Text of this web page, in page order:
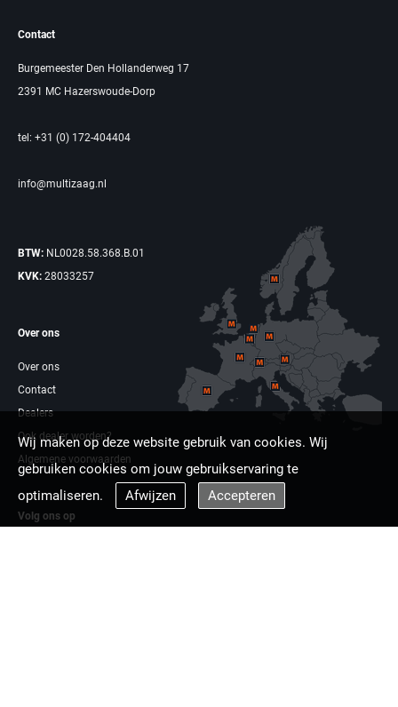
Contact
Burgemeester Den Hollanderweg 17
2391 MC Hazerswoude-Dorp
tel: +31 (0) 172-404404
info@multizaag.nl
BTW: NL0028.58.368.B.01
KVK: 28033257
Over ons
Over ons
Contact
Dealers
Ook dealer worden?
Algemene voorwaarden
Volg ons op
Wij maken op deze website gebruik van cookies. Wij
gebruiken cookies om jouw gebruikservaring te
optimaliseren.
Afwijzen Accepteren